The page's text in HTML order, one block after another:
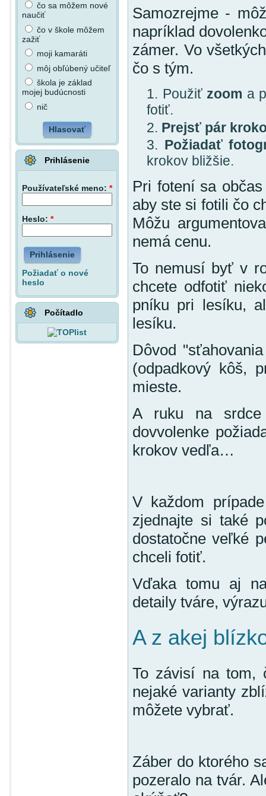
čo sa môžem nové
naučiť
čo v škole môžem
zažiť
moji kamaráti
môj obľúbený učiteľ
škola je základ
mojej budúcnosti
nič
Hlasovať
Prihlásenie
Používateľské meno: *
Heslo: *
Prihlásenie
Požiadať o nové
heslo
Počítadlo
Samozrejme -
napríklad
zámer. Vo
čo s tým.
Použiť zoom a
fotiť.
Prejsť pár
Požiadať
krokov bližšie.
Pri fotení sa
aby ste si fotili čo
Môžu
nemá cenu.
To nemusí byť v
chcete odfotiť
pníku pri lesíku,
lesíku.
Dôvod
(odpadkový kôš,
mieste.
A ruku na
dovvolenke
krokov vedľa…
V každom
zjednajte si také
dostatočne veľké
chceli fotiť.
Vďaka tomu aj
detaily tváre,
A z akej
To závisí na tom,
nejaké varianty
môžete vybrať.
Záber do ktorého
pozeralo na tvár.